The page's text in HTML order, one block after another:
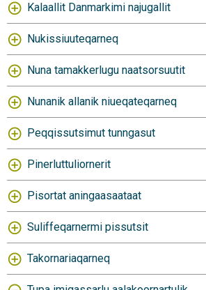
Kalaallit Danmarkimi najugallit
Nukissiuuteqarneq
Nuna tamakkerlugu naatsorsuutit
Nunanik allanik niueqateqarneq
Peqqissutsimut tunngasut
Pinerluttuliornerit
Pisortat aningaasaataat
Suliffeqarnermi pissutsit
Takornariaqarneq